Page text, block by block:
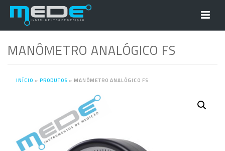
MANÔMETRO ANALÓGICO FS
INÍCIO » PRODUTOS » MANÔMETRO ANALÓGICO FS